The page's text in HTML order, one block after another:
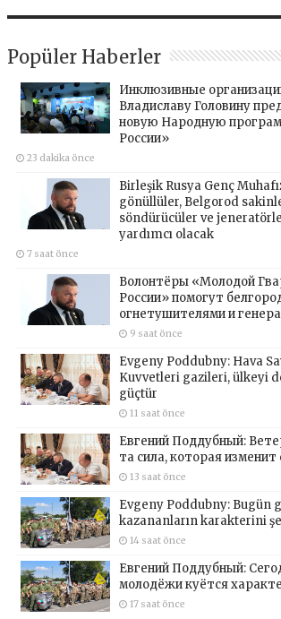
Popüler Haberler
Инклюзивные
Владиславу Головину
новую Народную
России»
23 dakika önce
Birleşik Rusya Genç
gönüllüler, Belgorod
söndürücüler ve
yardımcı olacak
7 saat önce
Волонтёры «Молодой
России» помогут
огнетушителями и
9 saat önce
Evgeny Poddubny: Hava
Kuvvetleri gazileri, ülkeyi
güçtür
11 saat önce
Евгений Поддубный:
та сила, которая изменит
13 saat önce
Evgeny Poddubny: Bugün
kazananların karakterini
14 saat önce
Евгений Поддубный:
молодёжи куётся
17 saat önce